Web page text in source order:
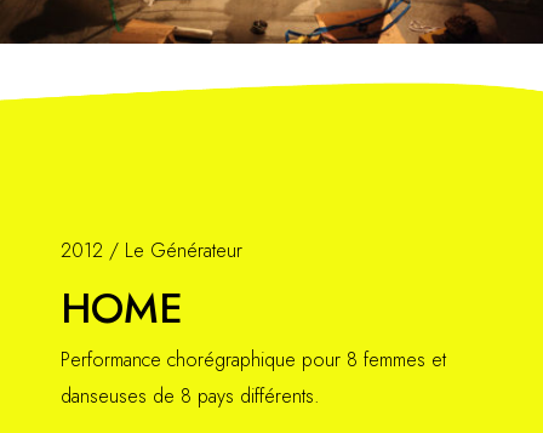
2012 / Le Générateur
HOME
Performance chorégraphique pour 8 femmes et
danseuses de 8 pays différents.